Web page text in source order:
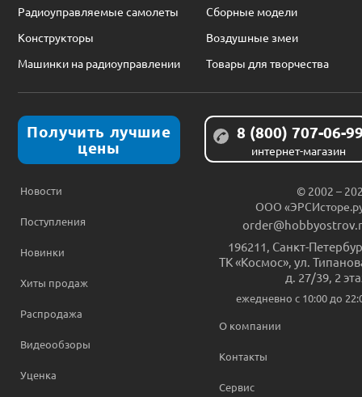
Радиоуправляемые самолеты
Сборные модели
Конструкторы
Воздушные змеи
Машинки на радиоуправлении
Товары для творчества
Получить лучшие
цены
8 (800) 707-06-
интернет-магазин
Новости
Поступления
Новинки
Хиты продаж
Распродажа
Видеообзоры
Уценка
© 2002 –
ООО
196211 Санкт-
ТК «Космос», ул.
д. 27/39, 2
ежедневно c 10:00 до
О компании
Контакты
Сервис